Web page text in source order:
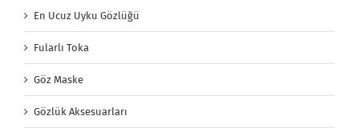
En Ucuz Uyku Gözlüğü
Fularlı Toka
Göz Maske
Gözlük Aksesuarları